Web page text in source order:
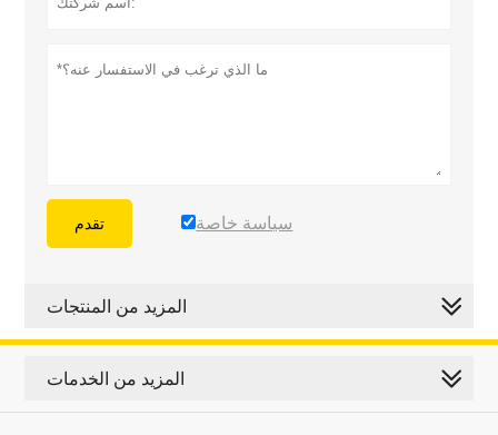
تقدم سياسة خاصة
المزيد من المنتجات
المزيد من الخدمات